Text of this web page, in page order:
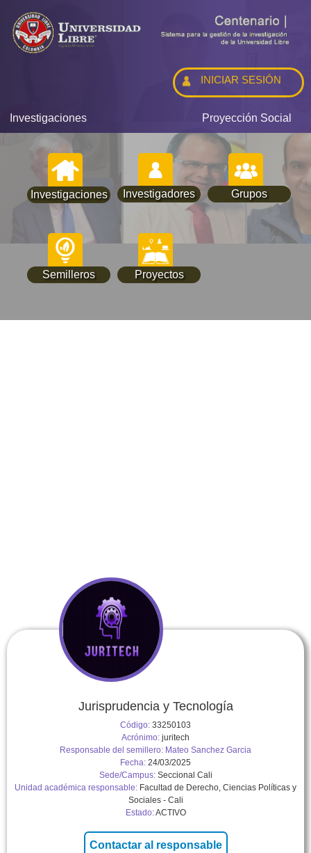
Investigaciones Proyección Social
Investigaciones Investigadores Grupos
Semilleros Proyectos
INICIAR SESIÓN
Jurisprudencia y Tecnología
Código: 33250103
Acrónimo: juritech
Responsable del semillero: Mateo Sanchez Garcia
Fecha: 24/03/2025
Sede/Campus:Seccional Cali
Unidad académica responsable: Facultad de Derecho, Ciencias Políticas y
Sociales - Cali
Estado:ACTIVO